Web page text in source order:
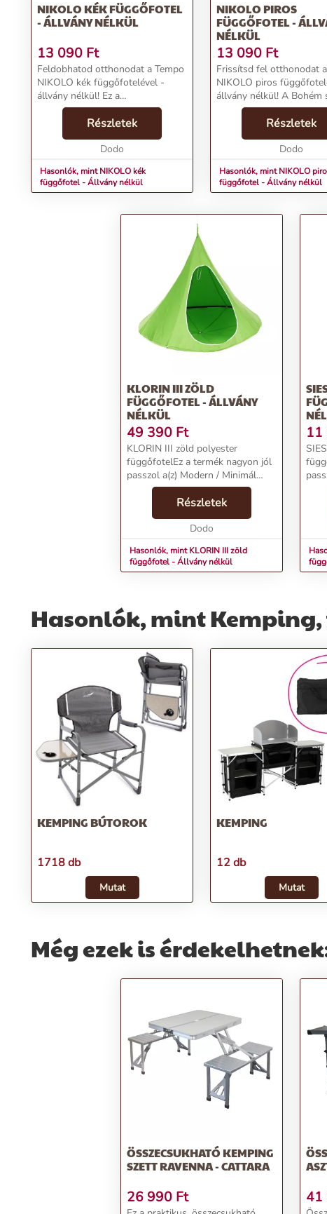
NIKOLO KÉK FÜGGŐFOTEL
- ÁLLVÁNY NÉLKÜL
13 090 Ft
Feldobhatod otthonodat a Tempo
NIKOLO kék függőfotelével -
állvány nélkül! Ez a
Modern/Minimál stílusú
függőfotel tökéletes választás, ha
kényelemre és stílusra vágysz. A
Kék színű, csíkos mintával el...
Részletek
Dodo
Hasonlók, mint NIKOLO kék
függőfotel - Állvány nélkül
NIKOLO PIROS
FÜGGŐFOTEL -
NÉLKÜL
13 090 Ft
Frissítsd fel otthonodat
NIKOLO piros
állvány nélkül! A Bohém
kiválóan illő függőfotel
mintázata és kényelme
megnyerővé teszi
Részletek
Dodo
Hasonlók, mint NIKOLO
függőfotel - Állvány nélkül
KLORIN III ZÖLD
FÜGGŐFOTEL - ÁLLVÁNY
NÉLKÜL
49 390 Ft
KLORIN III zöld polyester
függőfotelEz a termék nagyon jól
passzol a(z) Modern / Minimál
stílushoz. A fő színe a(z) Zöld és a
legfőbb alapanyaga a(z) Polyester.
Mintáját tekintve Egyszínű, a
Részletek
Dodo
Hasonlók, mint KLORIN III zöld
függőfotel - Állvány nélkül
11
Hasonlók, mint Kemping,
KEMPING BÚTOROK
1718 db
Mutat
KEMPING
12 db
Mutat
Még ezek is
ÖSSZECSUKHATÓ KEMPING
SZETT RAVENNA - CATTARA
26 990 Ft 41